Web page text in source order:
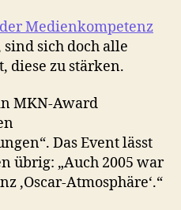
Medienkompetenz
sich doch alle
diese zu stärken.
MKN-Award
Das Event lässt
übrig: „Auch 2005 war
‚Oscar-Atmosphäre‘.“